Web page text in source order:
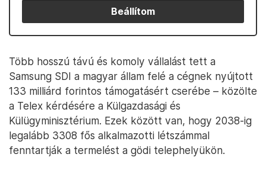
Beállítom
Több hosszú távú és komoly vállalást tett a
Samsung SDI a magyar állam felé a cégnek nyújtott
133 milliárd forintos támogatásért cserébe – közölte
a Telex kérdésére a Külgazdasági és
Külügyminisztérium. Ezek között van, hogy 2038-ig
legalább 3308 fős alkalmazotti létszámmal
fenntartják a termelést a gödi telephelyükön.